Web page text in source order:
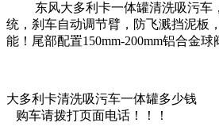
东风大多利卡一体罐清洗吸污车
统，刹车自动调节臂，防飞溅挡泥板
能！尾部配置150mm-200mm铝合金
大多利卡清洗吸污车一体罐多少钱
购车请拨打页面电话！！！